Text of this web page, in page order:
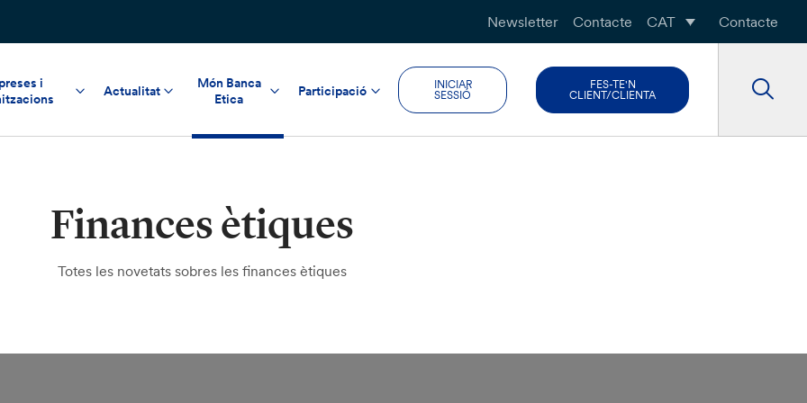
Newsletter Contacte CAT Contacte
i
Actualitat
Món Banca
Etica
Participació
INICIAR
SESSIÓ
FES-TE'N
CLIENT/CLIENTA
Finances ètiques
Totes les novetats sobres les finances ètiques